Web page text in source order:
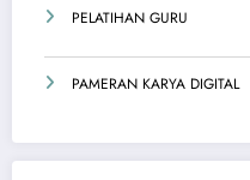
PELATIHAN GURU
PAMERAN KARYA DIGITAL